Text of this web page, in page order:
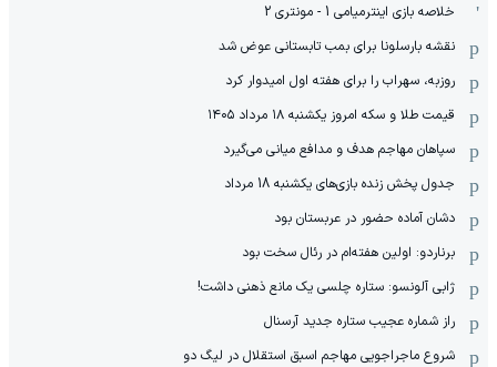
خلاصه بازی اینترمیامی 1 - مونتری 2
نقشه بارسلونا برای بمب تابستانی عوض شد
روزبه، سهراب را برای هفته اول امیدوار کرد
قیمت طلا و سکه امروز یکشنبه ۱۸ مرداد ۱۴۰۵
سپاهان مهاجم هدف و مدافع میانی می‌گیرد
جدول پخش زنده بازی‌های یکشنبه 18 مرداد
دشان آماده حضور در عربستان بود
برناردو: اولین هفته‌ام در رئال سخت بود
ژابی آلونسو: ستاره چلسی یک مانع ذهنی داشت!
راز شماره عجیب ستاره جدید آرسنال
شروع ماجراجویی مهاجم اسبق استقلال در لیگ دو